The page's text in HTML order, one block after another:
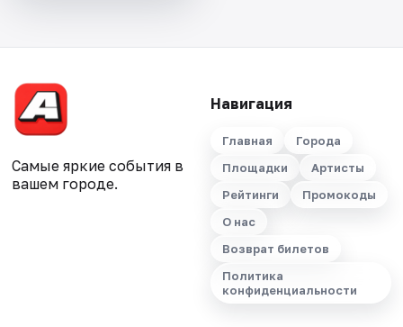
Самые яркие события в
вашем городе.
Навигация
Главная
Города
Площадки
Артисты
Рейтинги
Промокоды
О нас
Возврат билетов
Политика
конфиденциальности